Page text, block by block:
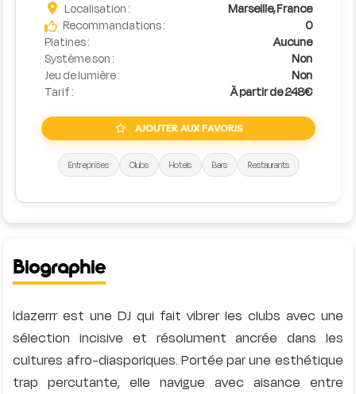
Localisation :
Marseille, France
Recommandations :
0
Platines :
Aucune
Système son :
Non
Jeu de lumière :
Non
Tarif :
À partir de 248€
AJOUTER AUX FAVORIS
Entreprises Clubs Hotels Bars Restaurants
Biographie
Idazerrr est une DJ qui fait vibrer les clubs avec une
sélection incisive et résolument ancrée dans les
cultures afro-diasporiques. Portée par une esthétique
trap percutante, elle navigue avec aisance entre